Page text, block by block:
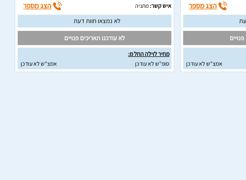
הצג מספר
אמצ"ש לא עודכן
איש קשר:מתניה הצג מספר
לא נמצאו חוות דעת
לא עודכנו תאריכים פנויים
מחיר לוילה החל מ:
סופ"ש לא עודכן
אמצ"ש לא עודכן